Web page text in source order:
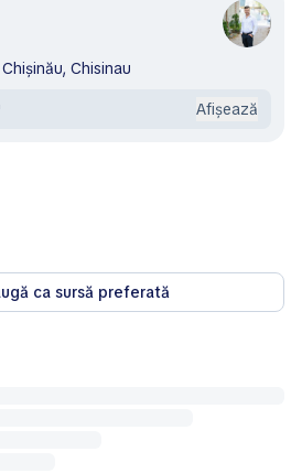
Chisinau
Afișează
ca sursă preferată